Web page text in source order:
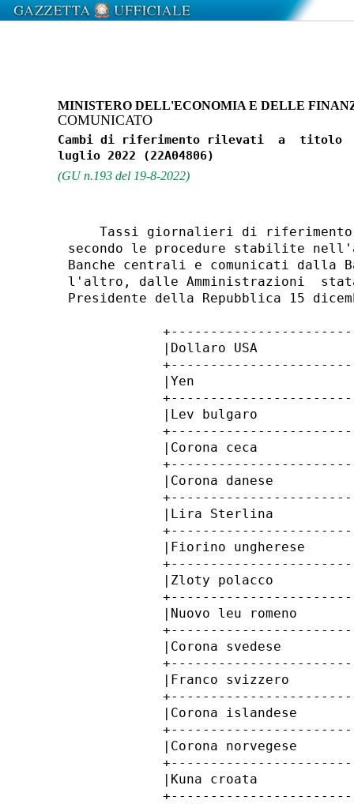
MINISTERO DELL'ECONOMIA E DELLE
COMUNICATO
Cambi di riferimento rilevati  a  titolo
(GU n.193 del 19-8-2022)
Tassi giornalieri di
secondo le procedure stabilite
Banche centrali e comunicati
l'altro, dalle Amministrazioni
Presidente della Repubblica 15
|Dollaro USA
|Yen
|Lev bulgaro
|Corona ceca
|Corona danese
|Lira Sterlina
|Fiorino ungherese
|Zloty polacco
|Nuovo leu romeno
|Corona svedese
|Franco svizzero
|Corona islandese
|Corona norvegese
|Kuna croata